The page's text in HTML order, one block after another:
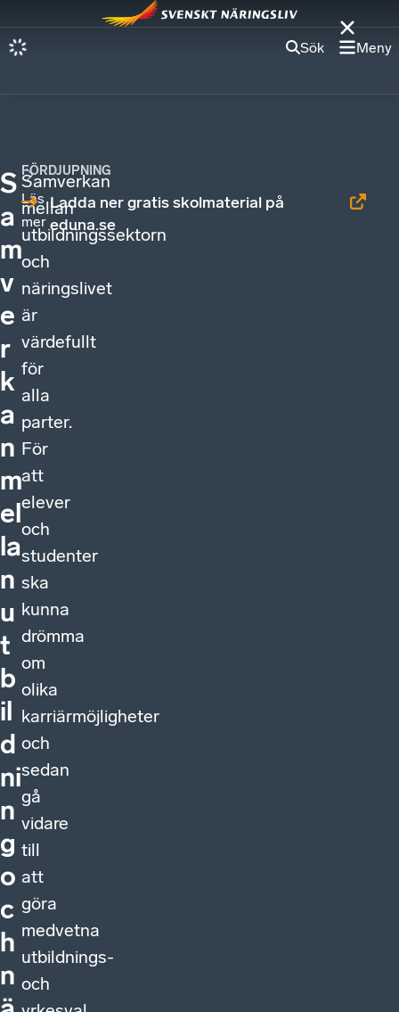
Sök Meny
S
a
m
v
e
r
k
a
n
m
el
la
n
u
t
b
il
d
ni
n
g
o
c
h
n
Samverkan
mellan
utbildningssektorn
och
näringslivet
är
värdefullt
för
alla
parter.
För
att
elever
och
studenter
ska
kunna
drömma
om
olika
karriärmöjligheter
och
sedan
gå
vidare
till
att
göra
medvetna
utbildnings-
och
Läs
mer
FÖRDJUPNING
Ladda ner gratis skolmaterial på
eduna.se